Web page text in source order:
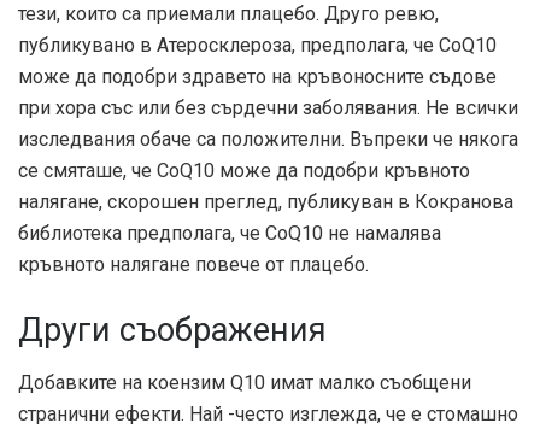
тези, които са приемали плацебо. Друго ревю,
публикувано в Атеросклероза, предполага, че CoQ10
може да подобри здравето на кръвоносните съдове
при хора със или без сърдечни заболявания. Не всички
изследвания обаче са положителни. Въпреки че някога
се смяташе, че CoQ10 може да подобри кръвното
налягане, скорошен преглед, публикуван в Кокранова
библиотека предполага, че CoQ10 не намалява
кръвното налягане повече от плацебо.
Други съображения
Добавките на коензим Q10 имат малко съобщени
странични ефекти. Най -често изглежда, че е стомашно